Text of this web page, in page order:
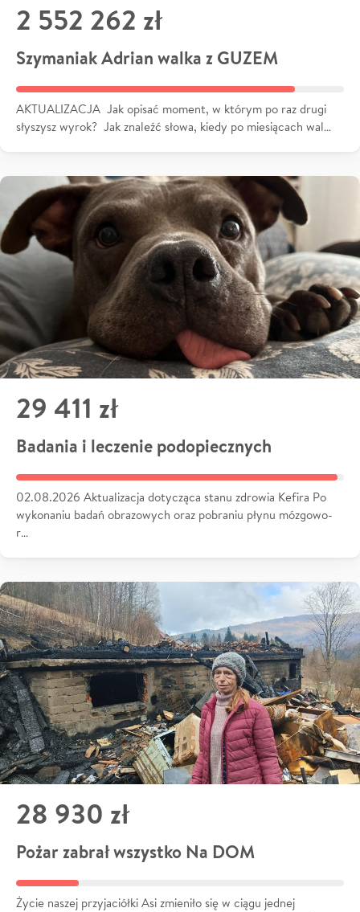
2 552 262 zł
Szymaniak Adrian walka z GUZEM
AKTUALIZACJA Jak opisać moment, w którym po raz drugi
słyszysz wyrok? Jak znaleźć słowa, kiedy po miesiącach wal…
29 411 zł
Badania i leczenie podopiecznych
02.08.2026 Aktualizacja dotycząca stanu zdrowia Kefira Po
wykonaniu badań obrazowych oraz pobraniu płynu mózgowo-
r…
28 930 zł
Pożar zabrał wszystko Na DOM
Życie naszej przyjaciółki Asi zmieniło się w ciągu jednej